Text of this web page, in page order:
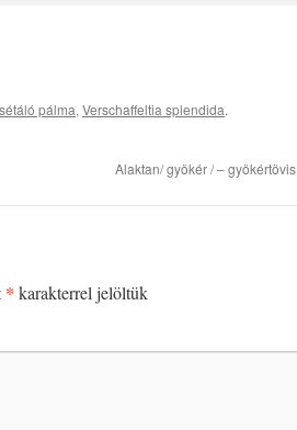
sétáló pálma, Verschaffeltia splendida.
Alaktan/ gyökér / – gyökértövis
* karakterrel jelöltük